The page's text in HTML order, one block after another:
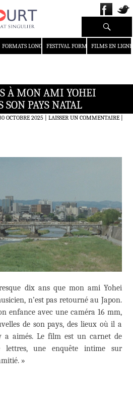
FORMATS LONGS FESTIVAL FORMAT COURT
FILMS EN LIGNE
Recherche
À MON AMI YOHEI
PAYS NATAL
OCTOBRE 2025 LAISSER UN COMMENTAIRE|
dix ans que mon ami Yohei
n’est pas retourné au Japon.
enfance avec une caméra 16 mm,
de son pays, des lieux où il a
a aimés. Le film est un carnet de
lettres, une enquête intime sur
»